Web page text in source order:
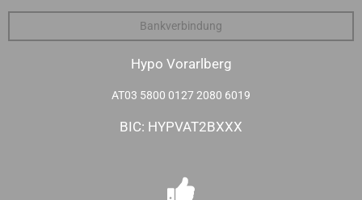
Bankverbindung
Hypo Vorarlberg
AT03 5800 0127 2080 6019
BIC: HYPVAT2BXXX